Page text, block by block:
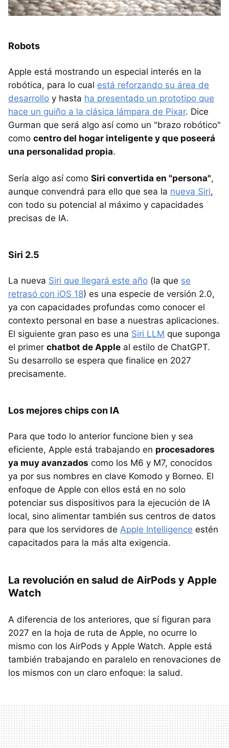
Robots
Apple está mostrando un especial interés en la
robótica, para lo cual está reforzando su área de
desarrollo y hasta ha presentado un prototipo que
hace un guiño a la clásica lámpara de Pixar. Dice
Gurman que será algo así como un "brazo robótico"
como centro del hogar inteligente y que poseerá
una personalidad propia.
Sería algo así como Siri convertida en "persona",
aunque convendrá para ello que sea la nueva Siri,
con todo su potencial al máximo y capacidades
precisas de IA.
Siri 2.5
La nueva Siri que llegará este año (la que se
retrasó con iOS 18) es una especie de versión 2.0,
ya con capacidades profundas como conocer el
contexto personal en base a nuestras aplicaciones.
El siguiente gran paso es una Siri LLM que suponga
el primer chatbot de Apple al estilo de ChatGPT.
Su desarrollo se espera que finalice en 2027
precisamente.
Los mejores chips con IA
Para que todo lo anterior funcione bien y sea
eficiente, Apple está trabajando en procesadores
ya muy avanzados como los M6 y M7, conocidos
ya por sus nombres en clave Komodo y Borneo. El
enfoque de Apple con ellos está en no solo
potenciar sus dispositivos para la ejecución de IA
local, sino alimentar también sus centros de datos
para que los servidores de Apple Intelligence estén
capacitados para la más alta exigencia.
La revolución en salud de AirPods y Apple
Watch
A diferencia de los anteriores, que sí figuran para
2027 en la hoja de ruta de Apple, no ocurre lo
mismo con los AirPods y Apple Watch. Apple está
también trabajando en paralelo en renovaciones de
los mismos con un claro enfoque: la salud.